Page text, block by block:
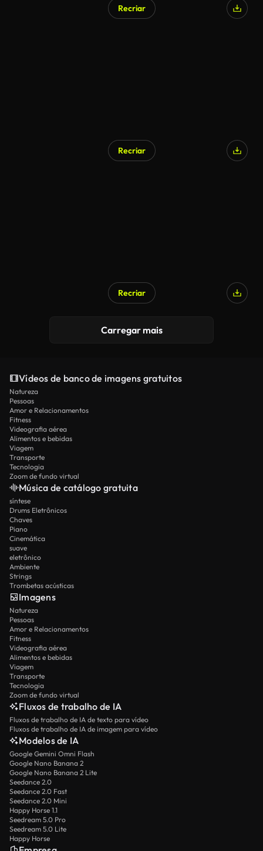
Recriar
Recriar
Recriar
Carregar mais
Vídeos de banco de imagens gratuitos
Natureza
Pessoas
Amor e Relacionamentos
Fitness
Videografia aérea
Alimentos e bebidas
Viagem
Transporte
Tecnologia
Zoom de fundo virtual
Música de catálogo gratuita
síntese
Drums Eletrônicos
Chaves
Piano
Cinemática
suave
eletrônico
Ambiente
Strings
Trombetas acústicas
Imagens
Natureza
Pessoas
Amor e Relacionamentos
Fitness
Videografia aérea
Alimentos e bebidas
Viagem
Transporte
Tecnologia
Zoom de fundo virtual
Fluxos de trabalho de IA
Fluxos de trabalho de IA de texto para vídeo
Fluxos de trabalho de IA de imagem para vídeo
Modelos de IA
Google Gemini Omni Flash
Google Nano Banana 2
Google Nano Banana 2 Lite
Seedance 2.0
Seedance 2.0 Fast
Seedance 2.0 Mini
Happy Horse 1.1
Seedream 5.0 Pro
Seedream 5.0 Lite
Happy Horse